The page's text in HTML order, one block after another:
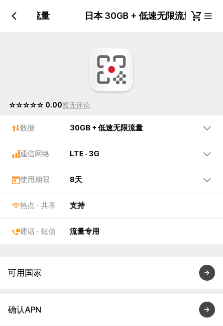
速无限流量 日本 30GB + 低速无限流量
☆☆☆☆☆ 0.00暂无评论
数据 30GB + 低速无限流量
通信网络 LTE · 3G
使用期限 8天
热点 · 共享 支持
通话 · 短信 流量专用
可用国家
确认APN